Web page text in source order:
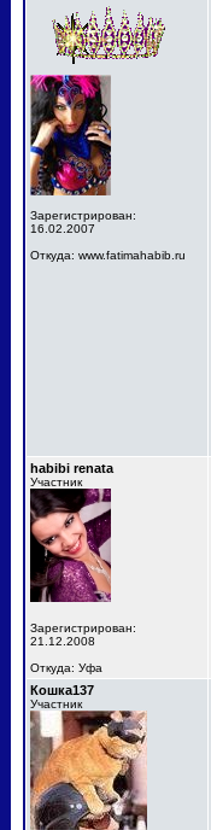
Зарегистрирован:
16.02.2007
Откуда: www.fatimahabib.ru
habibi renata
Участник
Зарегистрирован:
21.12.2008
Откуда: Уфа
Кошка137
Участник